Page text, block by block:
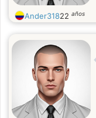
Ander31822 años